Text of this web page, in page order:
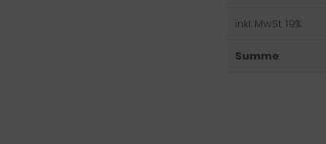
inkl. MwSt. 19%:
Summe: